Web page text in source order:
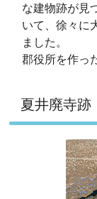
な建物跡が見
いて、徐々に
ました。
郡役所を作っ
夏井廃寺跡